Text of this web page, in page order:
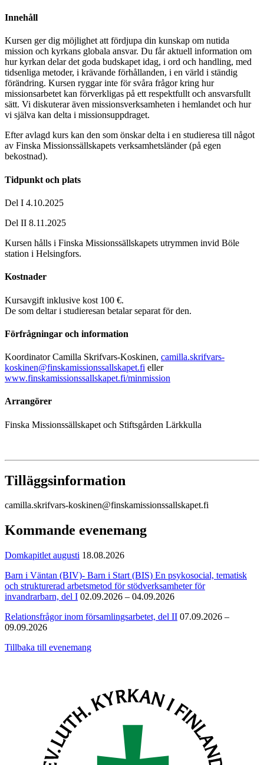
Innehåll
Kursen ger dig möjlighet att fördjupa din kunskap om nutida
mission och kyrkans globala ansvar. Du får aktuell information om
hur kyrkan delar det goda budskapet idag, i ord och handling, med
tidsenliga metoder, i krävande förhållanden, i en värld i ständig
förändring. Kursen ryggar inte för svåra frågor kring hur
missionsarbetet kan förverkligas på ett respektfullt och ansvarsfullt
sätt. Vi diskuterar även missionsverksamheten i hemlandet och hur
vi själva kan delta i missionsuppdraget.
Efter avlagd kurs kan den som önskar delta i en studieresa till något
av Finska Missionssällskapets verksamhetsländer (på egen
bekostnad).
Tidpunkt och plats
Del I 4.10.2025
Del II 8.11.2025
Kursen hålls i Finska Missionssällskapets utrymmen invid Böle
station i Helsingfors.
Kostnader
Kursavgift inklusive kost 100 €.
De som deltar i studieresan betalar separat för den.
Förfrågningar och information
Koordinator Camilla Skrifvars-Koskinen, camilla.skrifvars-
koskinen@finskamissionssallskapet.fi eller
www.finskamissionssallskapet.fi/minmission
Arrangörer
Finska Missionssällskapet och Stiftsgården Lärkkulla
Tilläggsinformation
camilla.skrifvars-koskinen@finskamissionssallskapet.fi
Kommande evenemang
Domkapitlet augusti 18.08.2026
Barn i Väntan (BIV)- Barn i Start (BIS) En psykosocial, tematisk
och strukturerad arbetsmetod för stödverksamheter för
invandrarbarn, del I 02.09.2026 – 04.09.2026
Relationsfrågor inom församlingsarbetet, del II 07.09.2026 –
09.09.2026
Tillbaka till evenemang